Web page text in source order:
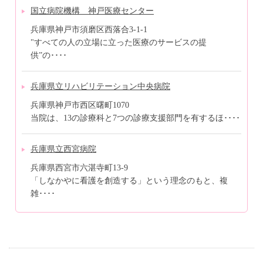
国立病院機構 神戸医療センター
兵庫県神戸市須磨区西落合3-1-1
"すべての人の立場に立った医療のサービスの提
供”の････
兵庫県立リハビリテーション中央病院
兵庫県神戸市西区曙町1070
当院は、13の診療科と7つの診療支援部門を有するほ････
兵庫県立西宮病院
兵庫県西宮市六湛寺町13-9
「しなかやに看護を創造する」という理念のもと、複
雑････